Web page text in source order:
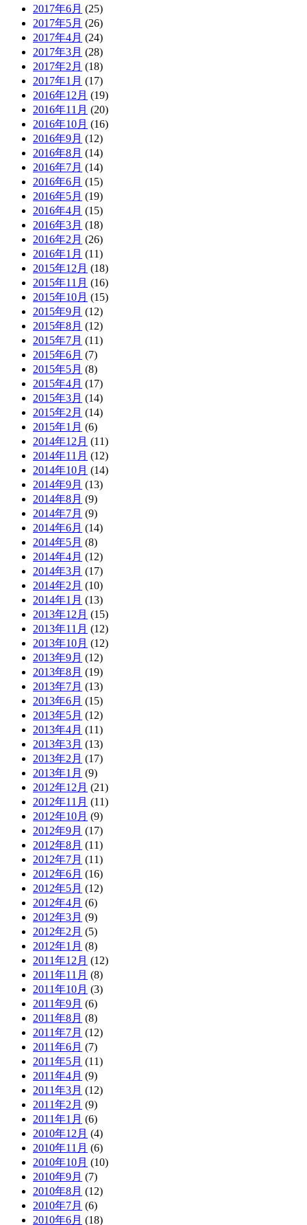
2017年6月 (25)
2017年5月 (26)
2017年4月 (24)
2017年3月 (28)
2017年2月 (18)
2017年1月 (17)
2016年12月 (19)
2016年11月 (20)
2016年10月 (16)
2016年9月 (12)
2016年8月 (14)
2016年7月 (14)
2016年6月 (15)
2016年5月 (19)
2016年4月 (15)
2016年3月 (18)
2016年2月 (26)
2016年1月 (11)
2015年12月 (18)
2015年11月 (16)
2015年10月 (15)
2015年9月 (12)
2015年8月 (12)
2015年7月 (11)
2015年6月 (7)
2015年5月 (8)
2015年4月 (17)
2015年3月 (14)
2015年2月 (14)
2015年1月 (6)
2014年12月 (11)
2014年11月 (12)
2014年10月 (14)
2014年9月 (13)
2014年8月 (9)
2014年7月 (9)
2014年6月 (14)
2014年5月 (8)
2014年4月 (12)
2014年3月 (17)
2014年2月 (10)
2014年1月 (13)
2013年12月 (15)
2013年11月 (12)
2013年10月 (12)
2013年9月 (12)
2013年8月 (19)
2013年7月 (13)
2013年6月 (15)
2013年5月 (12)
2013年4月 (11)
2013年3月 (13)
2013年2月 (17)
2013年1月 (9)
2012年12月 (21)
2012年11月 (11)
2012年10月 (9)
2012年9月 (17)
2012年8月 (11)
2012年7月 (11)
2012年6月 (16)
2012年5月 (12)
2012年4月 (6)
2012年3月 (9)
2012年2月 (5)
2012年1月 (8)
2011年12月 (12)
2011年11月 (8)
2011年10月 (3)
2011年9月 (6)
2011年8月 (8)
2011年7月 (12)
2011年6月 (7)
2011年5月 (11)
2011年4月 (9)
2011年3月 (12)
2011年2月 (9)
2011年1月 (6)
2010年12月 (4)
2010年11月 (6)
2010年10月 (10)
2010年9月 (7)
2010年8月 (12)
2010年7月 (6)
2010年6月 (18)